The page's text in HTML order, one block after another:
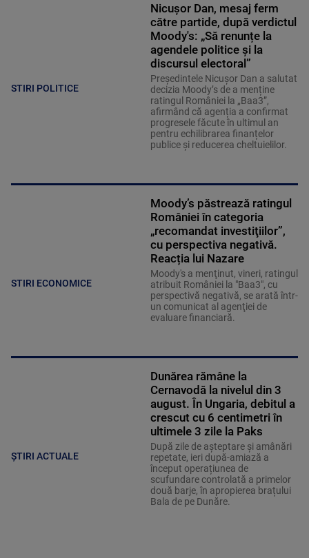
STIRI POLITICE
Nicușor Dan, mesaj ferm
către partide, după verdictul
Moody's: „Să renunțe la
agendele politice şi la
discursul electoral”
Președintele Nicușor Dan a salutat
decizia Moody’s de a menține
ratingul României la „Baa3”,
afirmând că agenția a confirmat
progresele făcute în ultimul an
pentru echilibrarea finanțelor
publice și reducerea cheltuielilor.
STIRI ECONOMICE
Moody’s păstrează ratingul
României în categoria
„recomandat investiţiilor”,
cu perspectiva negativă.
Reacția lui Nazare
Moody's a menţinut, vineri, ratingul
atribuit României la "Baa3", cu
perspectivă negativă, se arată într-
un comunicat al agenţiei de
evaluare financiară.
ȘTIRI ACTUALE
Dunărea rămâne la
Cernavodă la nivelul din 3
august. În Ungaria, debitul a
crescut cu 6 centimetri în
ultimele 3 zile la Paks
După zile de așteptare și amânări
repetate, ieri după-amiază a
început operațiunea de
scufundare controlată a primelor
două barje, în apropierea brațului
Bala de pe Dunăre.